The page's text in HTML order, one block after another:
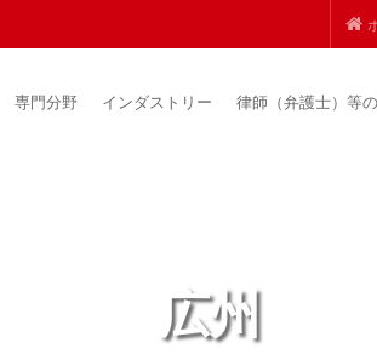
専門分野 インダストリー 律師（弁護士）等
広州